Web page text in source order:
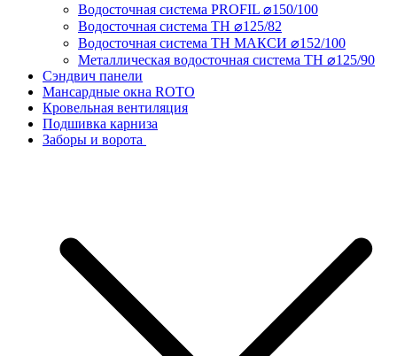
Водосточная система PROFIL ⌀150/100
Водосточная система ТН ⌀125/82
Водосточная система ТН МАКСИ ⌀152/100
Металлическая водосточная система ТН ⌀125/90
Сэндвич панели
Мансардные окна ROTO
Кровельная вентиляция
Подшивка карниза
Заборы и ворота